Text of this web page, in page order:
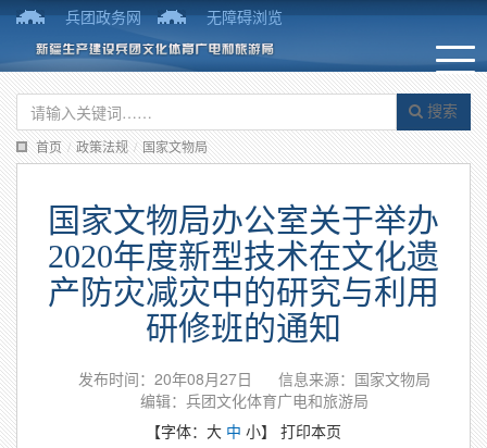
兵团政务网 无障碍浏览
搜索
首页 / 政策法规 / 国家文物局
国家文物局办公室关于举办
2020年度新型技术在文化遗
产防灾减灾中的研究与利用
研修班的通知
发布时间：20年08月27日
信息来源：国家文物局
编辑：兵团文化体育广电和旅游局
【字体： 大 中 小】 打印本页